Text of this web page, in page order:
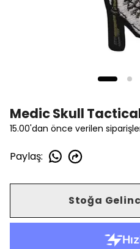
Medic Skull
15.00'dan önce verilen
Paylaş:
Stoğa